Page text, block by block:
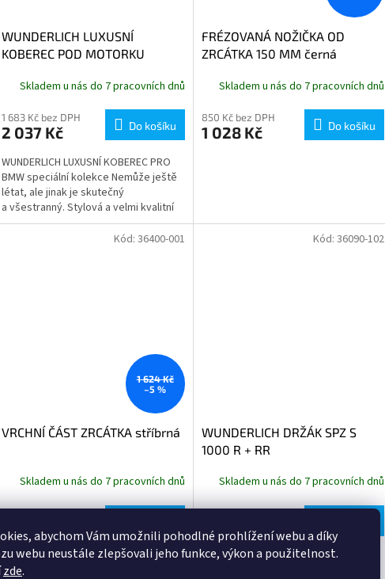
abychom Vám umožnili pohodlné prohlížení webu a díky
webu neustále zlepšovali jeho funkce, výkon a použitelnost.
zde.
WUNDERLICH LUXUSNÍ
KOBEREC POD MOTORKU
Skladem u nás do 7 pracovních dnů
1 683 Kč bez DPH
2 037 Kč Do košíku
WUNDERLICH LUXUSNÍ KOBEREC PRO
BMW speciální kolekce Nemůže ještě
létat, ale jinak je skutečný
a všestranný. Stylová a velmi kvalitní
podložka pod každý motocykl do...
FRÉZOVANÁ NOŽIČKA OD
ZRCÁTKA 150 MM černá
Skladem u nás do 7 pracovních dnů
850 Kč bez DPH
1 028 Kč Do košíku
1 624 Kč
–5 %
VRCHNÍ ČÁST ZRCÁTKA stříbrná
Skladem u nás do 7 pracovních dnů
1 542 Kč
Kód: 36400-001
WUNDERLICH DRŽÁK SPZ S
1000 R + RR
Skladem u nás do 7 pracovních dnů
5 585 Kč
Kód:36090-102